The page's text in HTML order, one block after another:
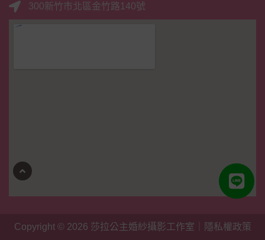
300新竹市北區金竹路140號
Copyright © 2026 莎拉公主婚紗攝影工作室 隱私權政策